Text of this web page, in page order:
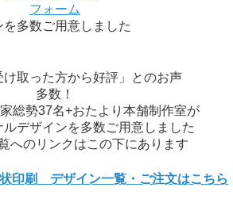
フォーム
総勢37名+おたより本舗制作室が
デザインを多数ご用意しました